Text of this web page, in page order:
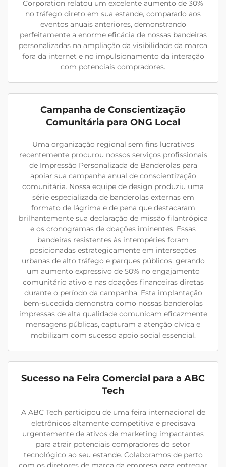
Corporation relatou um excelente aumento de 30%
no tráfego direto em sua estande, comparado aos
eventos anuais anteriores, demonstrando
perfeitamente a enorme eficácia de nossas bandeiras
personalizadas na ampliação da visibilidade da marca
fora da internet e no impulsionamento da interação
com potenciais compradores.
Campanha de Conscientização
Comunitária para ONG Local
Uma organização regional sem fins lucrativos
recentemente procurou nossos serviços profissionais
de Impressão Personalizada de Banderolas para
apoiar sua campanha anual de conscientização
comunitária. Nossa equipe de design produziu uma
série especializada de banderolas externas em
formato de lágrima e de pena que destacaram
brilhantemente sua declaração de missão filantrópica
e os cronogramas de doações iminentes. Essas
bandeiras resistentes às intempéries foram
posicionadas estrategicamente em interseções
urbanas de alto tráfego e parques públicos, gerando
um aumento expressivo de 50% no engajamento
comunitário ativo e nas doações financeiras diretas
durante o período da campanha. Esta implantação
bem-sucedida demonstra como nossas banderolas
impressas de alta qualidade comunicam eficazmente
mensagens públicas, capturam a atenção cívica e
mobilizam com sucesso apoio social essencial.
Sucesso na Feira Comercial para a ABC
Tech
A ABC Tech participou de uma feira internacional de
eletrônicos altamente competitiva e precisava
urgentemente de ativos de marketing impactantes
para atrair potenciais compradores do setor
tecnológico ao seu estande. Colaboramos de perto